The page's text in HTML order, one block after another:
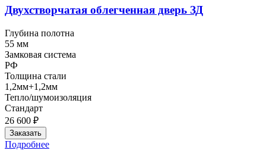
Двухстворчатая облегченная дверь ЗД
Глубина полотна
55 мм
Замковая система
РФ
Толщина стали
1,2мм+1,2мм
Тепло/шумоизоляция
Стандарт
26 600 ₽
Заказать
Подробнее